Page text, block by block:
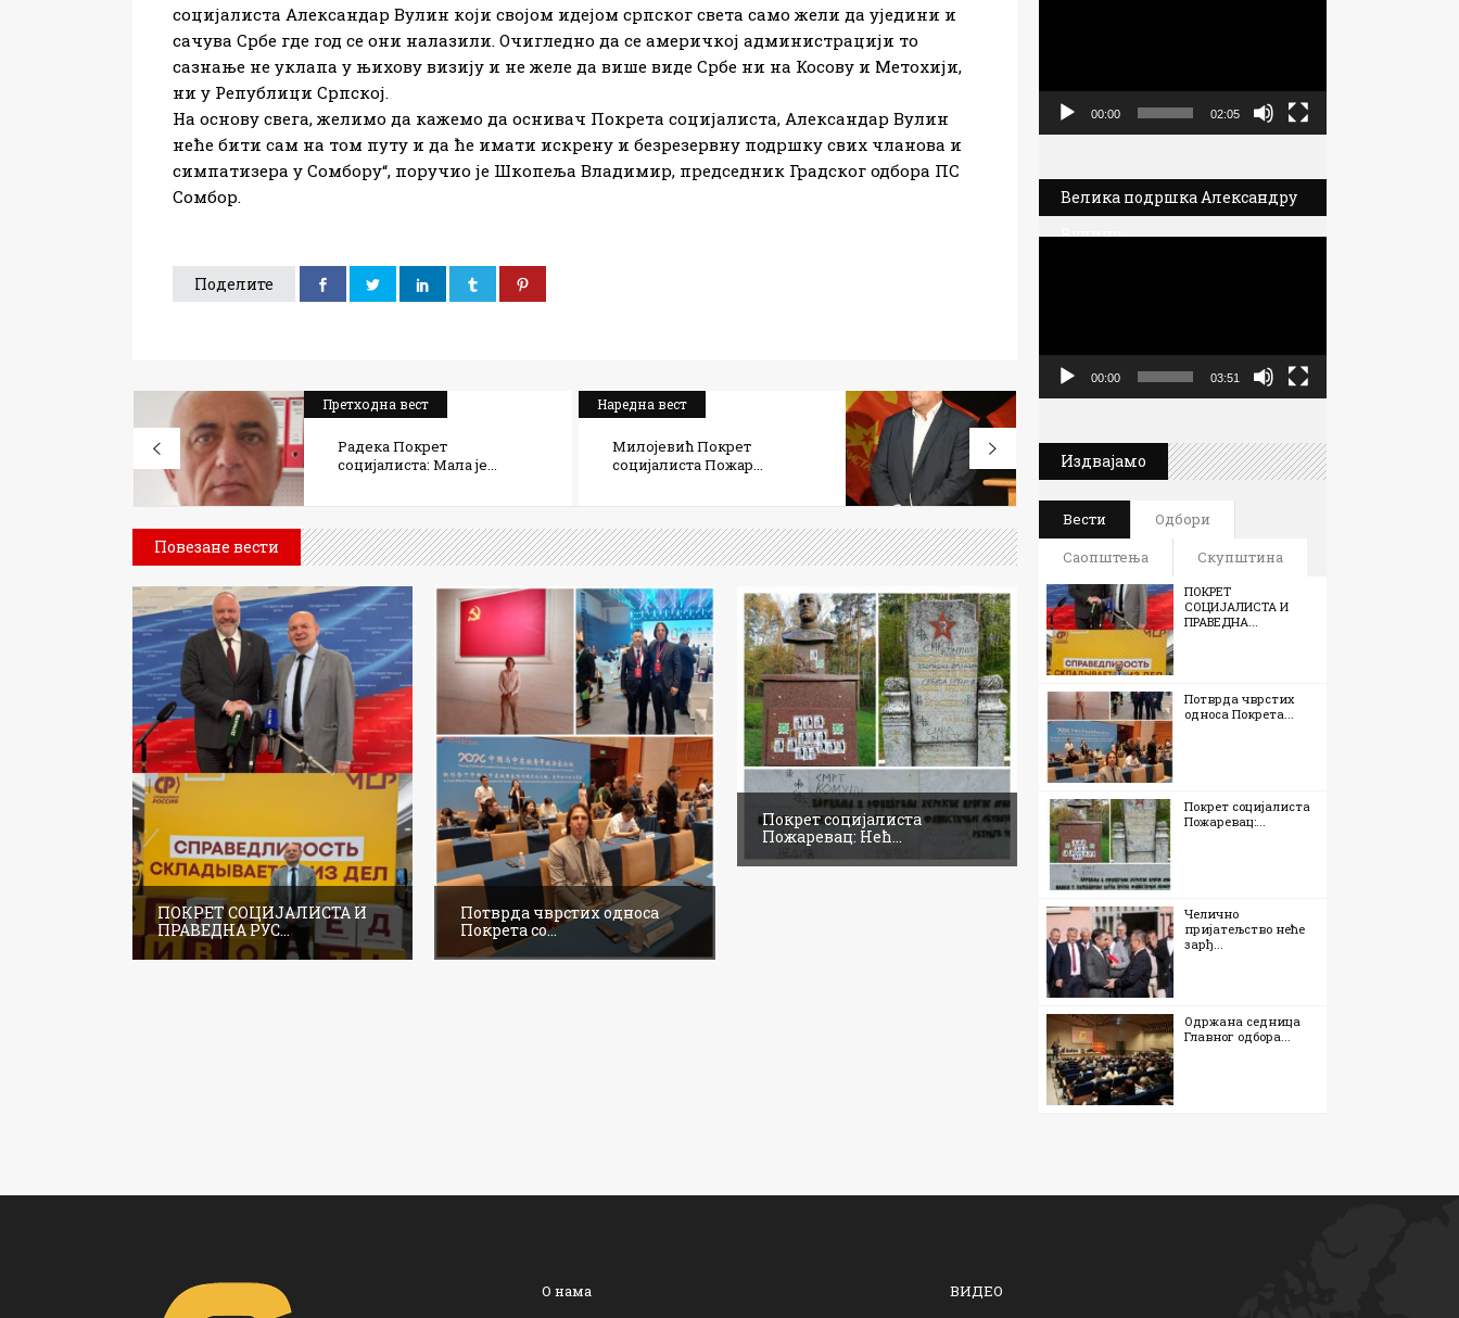
социјалиста Александар Вулин који својом идејом српског света само жели да уједини и
сачува Србе где год се они налазили. Очигледно да се америчкој администрацији то
сазнање не уклапа у њихову визију и не желе да више виде Србе ни на Косову и Метохији,
ни у Републици Српској.​ ​
На основу свега, желимо да кажемо да оснивач Покрета социјалиста, Александар Вулин
неће бити сам на том путу и да ће имати искрену и безрезервну подршку свих чланова и
симпатизера у Сомбору“, поручио је Шкопеља Владимир, председник Градског одбора ПС
Сомбор.
Поделите
Претходна вест
Радека Покрет
социјалиста: Мала је...
Наредна вест
Милојевић Покрет
социјалиста Пожар...
Повезане вести
ПОКРЕТ СОЦИЈАЛИСТА И
ПРАВЕДНА РУС...
Потврда чврстих односа
Покрета со...
Покрет социјалиста
Пожаревац: Нећ...
00:00 02:05
Велика подршка Александру
Вулину
00:00 03:51
Издвајамо
Вести
Одбори
Саопштења
Скупштина
ПОКРЕТ
СОЦИЈАЛИСТА И
ПРАВЕДНА...
Потврда чврстих
односа Покрета...
Покрет социјалиста
Пожаревац:...
Челично
пријатељство неће
зарђ...
Одржана седница
Главног одбора...
О нама ВИДЕО